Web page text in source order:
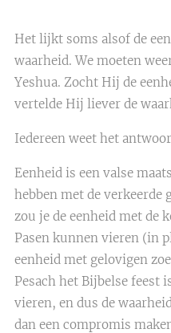
Het lijkt soms alsof de
waarheid. We moeten
Yeshua. Zocht Hij de
vertelde Hij liever de
Iedereen weet het
Eenheid is een valse
hebben met de verkeerde
zou je de eenheid met de
Pasen kunnen vieren (in
eenheid met gelovigen
Pesach het Bijbelse feest
vieren, en dus de
dan een compromis